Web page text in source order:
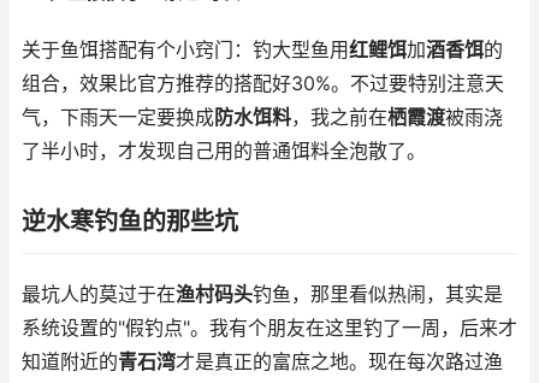
关于鱼饵搭配有个小窍门：钓大型鱼用红鲤饵加酒香饵的
组合，效果比官方推荐的搭配好30%。不过要特别注意天
气，下雨天一定要换成防水饵料，我之前在栖霞渡被雨浇
了半小时，才发现自己用的普通饵料全泡散了。
逆水寒钓鱼的那些坑
最坑人的莫过于在渔村码头钓鱼，那里看似热闹，其实是
系统设置的"假钓点"。我有个朋友在这里钓了一周，后来才
知道附近的青石湾才是真正的富庶之地。现在每次路过渔